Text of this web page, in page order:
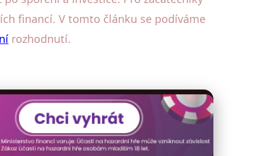
financí. V tomto článku se podíváme
rozhodnutí.